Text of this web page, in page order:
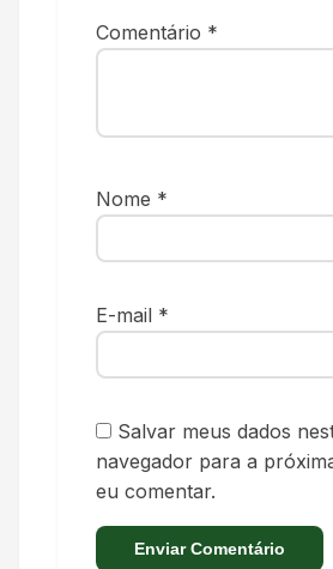
Comentário *
Nome *
E-mail *
Salvar meus dados
navegador para a
eu comentar.